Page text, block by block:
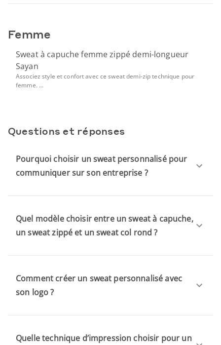
Femme
Sweat à capuche femme zippé demi-longueur
Sayan
Associez style et confort avec ce sweat demi-zip technique pour
femme. ...
Questions et réponses
Pourquoi choisir un sweat personnalisé pour
communiquer sur son entreprise ?
Quel modèle choisir entre un sweat à capuche,
un sweat zippé et un sweat col rond ?
Comment créer un sweat personnalisé avec
son logo ?
Quelle technique d’impression choisir pour un